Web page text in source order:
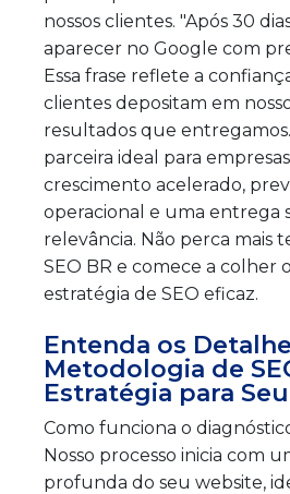
nossos clientes. "Após 30
aparecer no Google com
Essa frase reflete a
clientes depositam em
resultados que entregamos.
parceira ideal para
crescimento acelerado,
operacional e uma entrega
relevância. Não perca mais
SEO BR e comece a colher
estratégia de SEO eficaz.
Entenda os
Metodologia de
Estratégia para
Como funciona o
Nosso processo inicia com
profunda do seu website,